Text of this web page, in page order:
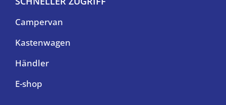
Campervan
Kastenwagen
Händler
E-shop